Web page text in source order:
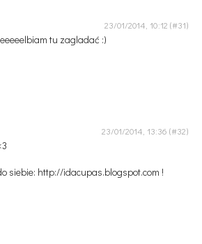
23/01/2014, 10:12
tu zagladać :)
23/01/2014, 13:36
siebie: http://idacupas.blogspot.com !